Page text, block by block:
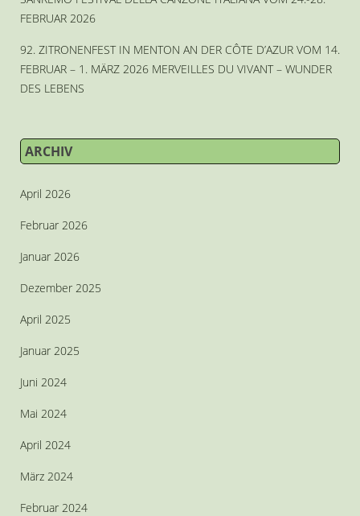
FEBRUAR 2026
92. ZITRONENFEST IN MENTON AN DER CÔTE D’AZUR VOM 14.
FEBRUAR – 1. MÄRZ 2026 MERVEILLES DU VIVANT – WUNDER
DES LEBENS
ARCHIV
April 2026
Februar 2026
Januar 2026
Dezember 2025
April 2025
Januar 2025
Juni 2024
Mai 2024
April 2024
März 2024
Februar 2024